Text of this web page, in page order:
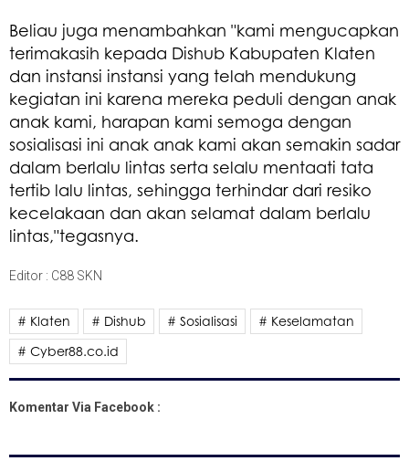
Beliau juga menambahkan "kami mengucapkan
terimakasih kepada Dishub Kabupaten Klaten
dan instansi instansi yang telah mendukung
kegiatan ini karena mereka peduli dengan anak
anak kami, harapan kami semoga dengan
sosialisasi ini anak anak kami akan semakin sadar
dalam berlalu lintas serta selalu mentaati tata
tertib lalu lintas, sehingga terhindar dari resiko
kecelakaan dan akan selamat dalam berlalu
lintas,"tegasnya.
Editor : C88 SKN
# Klaten # Dishub # Sosialisasi
# Keselamatan
# Cyber88.co.id
Komentar Via Facebook :